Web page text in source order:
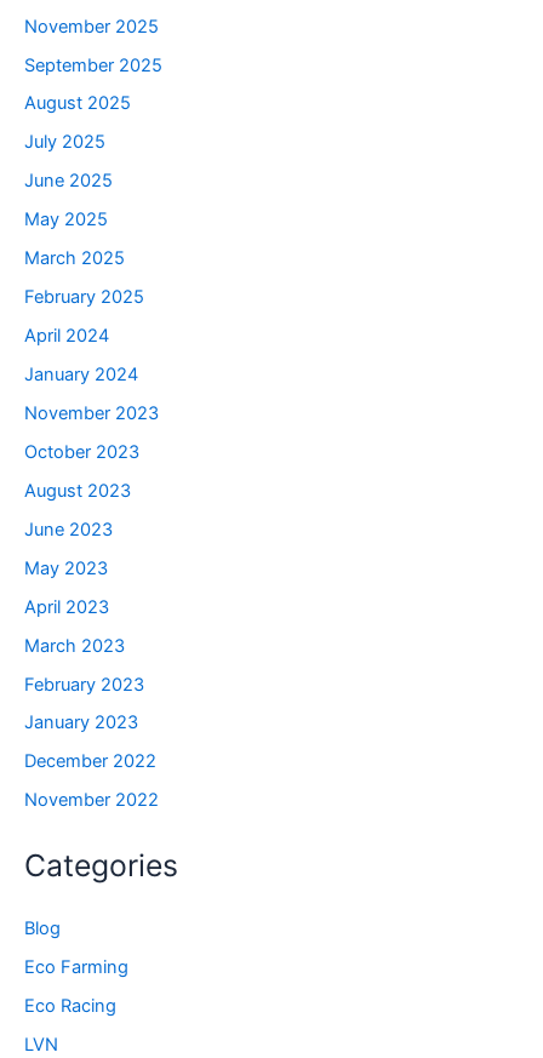
November 2025
September 2025
August 2025
July 2025
June 2025
May 2025
March 2025
February 2025
April 2024
January 2024
November 2023
October 2023
August 2023
June 2023
May 2023
April 2023
March 2023
February 2023
January 2023
December 2022
November 2022
Categories
Blog
Eco Farming
Eco Racing
LVN